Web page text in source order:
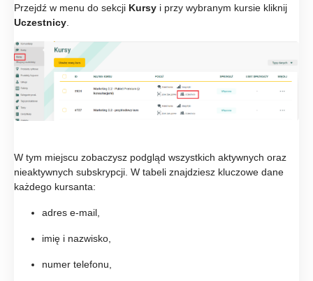
Przejdź w menu do sekcji Kursy i przy wybranym kursie kliknij
Uczestnicy
W tym miejscu zobaczysz podgląd wszystkich aktywnych oraz
nieaktywnych subskrypcji. W tabeli znajdziesz kluczowe dane
każdego kursanta:
adres e-mail,
imię i nazwisko,
numer telefonu,